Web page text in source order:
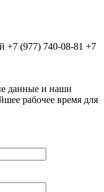
+7 (977) 740-08-81 +7
данные и наши
рабочее время для